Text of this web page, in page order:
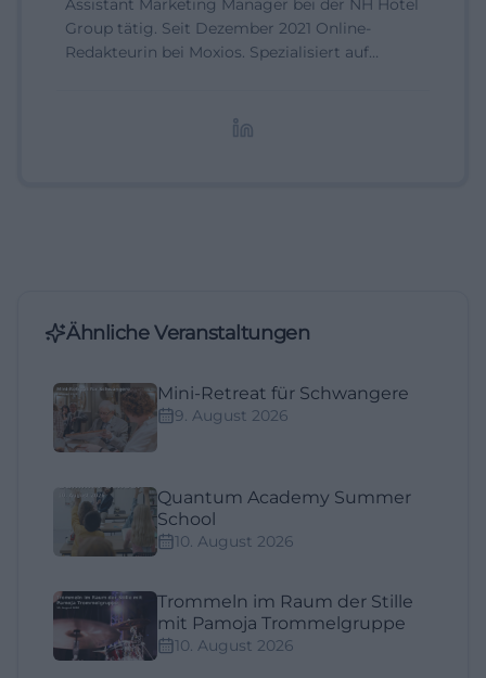
Assistant Marketing Manager bei der NH Hotel
Group tätig. Seit Dezember 2021 Online-
Redakteurin bei Moxios. Spezialisiert auf
Ähnliche Veranstaltungen
Mini-Retreat für Schwangere
9. August 2026
Quantum Academy Summer
School
10. August 2026
Trommeln im Raum der Stille
mit Pamoja Trommelgruppe
10. August 2026